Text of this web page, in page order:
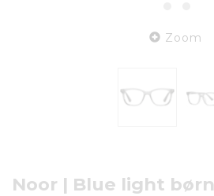
Zoom
Noor | Blue light børn